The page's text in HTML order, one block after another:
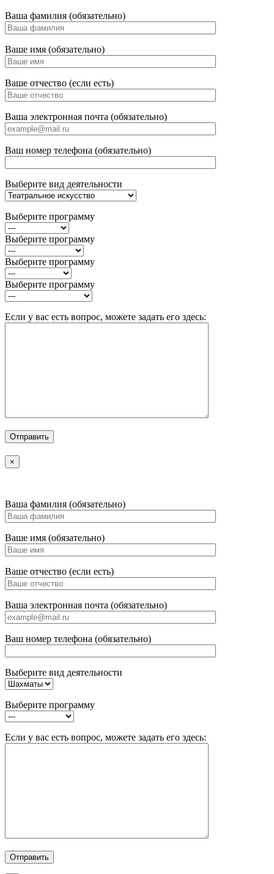
Ваша фамилия (обязательно)
Ваше имя (обязательно)
Ваше отчество (если есть)
Ваша электронная почта (обязательно)
Ваш номер телефона (обязательно)
Выберите вид деятельности
Выберите программу
Выберите программу
Выберите программу
Выберите программу
Если у вас есть вопрос, можете задать его здесь:
×
Ваша фамилия (обязательно)
Ваше имя (обязательно)
Ваше отчество (если есть)
Ваша электронная почта (обязательно)
Ваш номер телефона (обязательно)
Выберите вид деятельности
Выберите программу
Если у вас есть вопрос, можете задать его здесь: